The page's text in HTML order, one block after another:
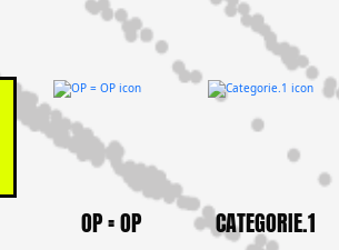
OP = OP CATEGORIE.1